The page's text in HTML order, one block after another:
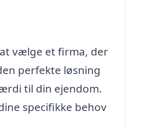
vælge et firma, der
perfekte løsning
til din ejendom.
specifikke behov